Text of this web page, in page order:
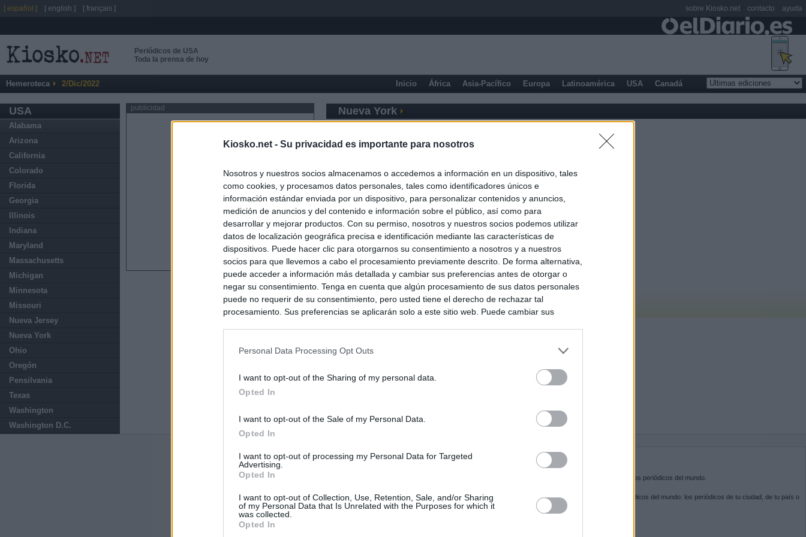
Kiosko.net - Su privacidad es importante para nosotros
Nosotros y nuestros socios almacenamos o accedemos a información en un dispositivo, tales
como cookies, y procesamos datos personales, tales como identificadores únicos e
información estándar enviada por un dispositivo, para personalizar contenidos y anuncios,
medición de anuncios y del contenido e información sobre el público, así como para
desarrollar y mejorar productos. Con su permiso, nosotros y nuestros socios podemos utilizar
datos de localización geográfica precisa e identificación mediante las características de
dispositivos. Puede hacer clic para otorgarnos su consentimiento a nosotros y a nuestros
socios para que llevemos a cabo el procesamiento previamente descrito. De forma alternativa,
puede acceder a información más detallada y cambiar sus preferencias antes de otorgar o
negar su consentimiento. Tenga en cuenta que algún procesamiento de sus datos personales
puede no requerir de su consentimiento, pero usted tiene el derecho de rechazar tal
procesamiento. Sus preferencias se aplicarán solo a este sitio web. Puede cambiar sus
Personal Data Processing Opt Outs
I want to opt-out of the Sharing of my personal data.
Opted In
I want to opt-out of the Sale of my Personal Data.
Opted In
I want to opt-out of processing my Personal Data for Targeted
Advertising.
Opted In
I want to opt-out of Collection, Use, Retention, Sale, and/or Sharing
of my Personal Data that Is Unrelated with the Purposes for which it
was collected.
Opted In
Periódicos de USA
Toda la prensa de hoy
Hemeroteca 2/Dic/2022 Inicio África Asia-Pacífico Europa Latinoamérica USA Canadá
USA
Alabama
Arizona
California
Colorado
Florida
Georgia
Illinois
Indiana
Maryland
Massachusetts
Michigan
Minnesota
Missouri
Nueva Jersey
Nueva York
Ohio
Oregón
Pensilvania
Texas
Washington
Washington D.C.
publicidad Nueva York
Últimas noticias
El Gobierno de Ayuso no puede destinar directamente la venta del ático de
Ayuso contra Ayuso: cómo ha cambiado su discurso sobre el ático de la
Comunidad de Madrid en una semana
SOBRE KIOSKO.NET
es la puerta de entrada a los periódicos del mundo.
Navega por las portadas de los periódicos del mundo: los periódicos de tu ciudad, de tu país o
del otro extremo del mundo.
[ español ] [ english ] [ français ] sobre Kiosko.net contacto ayuda